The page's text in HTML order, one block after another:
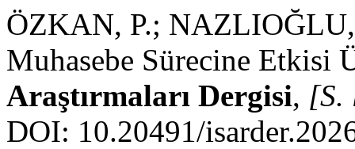
ÖZKAN, P.;
Muhasebe Sürecine Etkisi
Araştırmaları Dergisi, [S.
DOI: 10.20491/